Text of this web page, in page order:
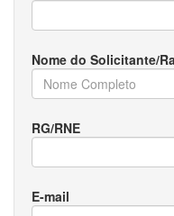
Nome do Solicitante/
RG/RNE
E-mail